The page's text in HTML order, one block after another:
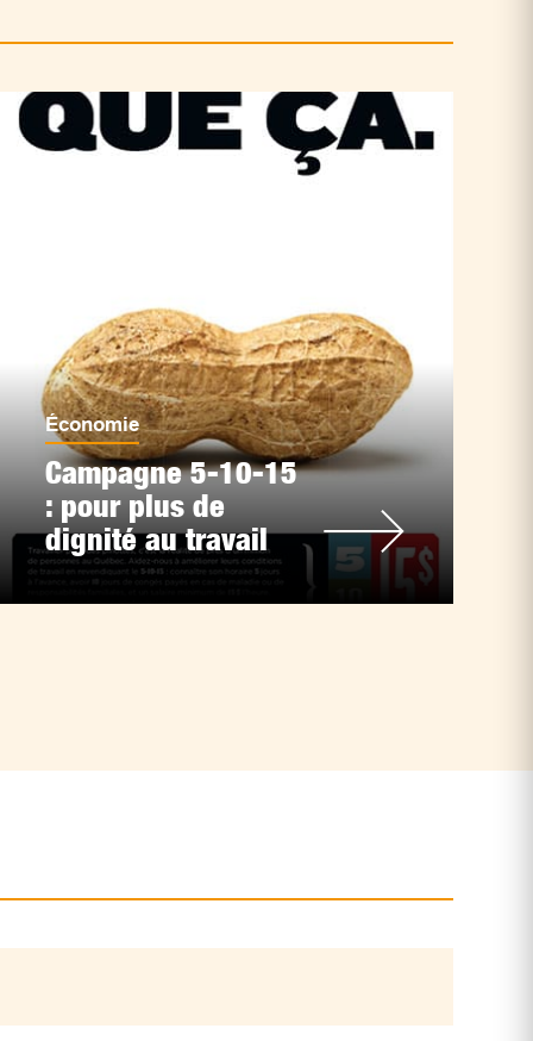
Économie
Campagne 5-10-15
: pour plus de
dignité au travail